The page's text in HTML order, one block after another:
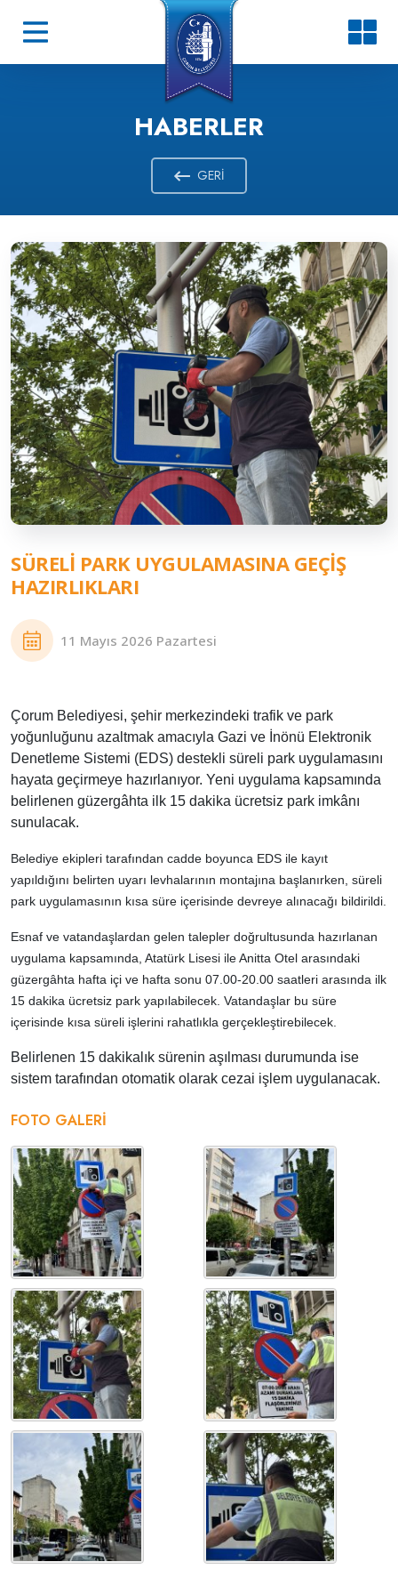
HABERLER
GERI
SÜRELI PARK UYGULAMASINA GEÇIŞ
HAZIRLIKLARI
11 Mayıs 2026 Pazartesi
Çorum Belediyesi, şehir merkezindeki trafik ve park
yoğunluğunu azaltmak amacıyla Gazi ve İnönü Elektronik
Denetleme Sistemi (EDS) destekli süreli park uygulamasını
hayata geçirmeye hazırlanıyor. Yeni uygulama kapsamında
belirlenen güzergâhta ilk 15 dakika ücretsiz park imkânı
sunulacak.
Belediye ekipleri tarafından cadde boyunca EDS ile kayıt
yapıldığını belirten uyarı levhalarının montajına başlanırken, süreli
park uygulamasının kısa süre içerisinde devreye alınacağı bildirildi.
Esnaf ve vatandaşlardan gelen talepler doğrultusunda hazırlanan
uygulama kapsamında, Atatürk Lisesi ile Anitta Otel arasındaki
güzergâhta hafta içi ve hafta sonu 07.00-20.00 saatleri arasında ilk
15 dakika ücretsiz park yapılabilecek. Vatandaşlar bu süre
içerisinde kısa süreli işlerini rahatlıkla gerçekleştirebilecek.
Belirlenen 15 dakikalık sürenin aşılması durumunda ise
sistem tarafından otomatik olarak cezai işlem uygulanacak.
FOTO GALERI